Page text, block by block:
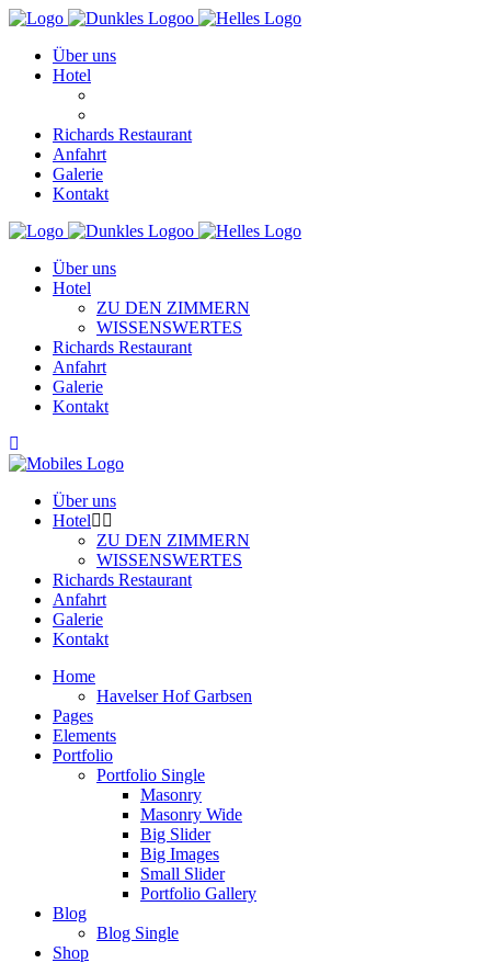
Über uns
Hotel
Richards Restaurant
Anfahrt
Galerie
Kontakt
Über uns
Hotel
ZU DEN ZIMMERN
WISSENSWERTES
Richards Restaurant
Anfahrt
Galerie
Kontakt
Über uns
Hotel
ZU DEN ZIMMERN
WISSENSWERTES
Richards Restaurant
Anfahrt
Galerie
Kontakt
Home
Havelser Hof Garbsen
Pages
Elements
Portfolio
Portfolio Single
Masonry
Masonry Wide
Big Slider
Big Images
Small Slider
Portfolio Gallery
Blog
Blog Single
Shop